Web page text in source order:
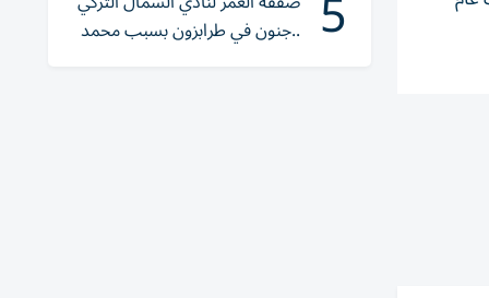
..جنون في طرابزون بسبب محمد